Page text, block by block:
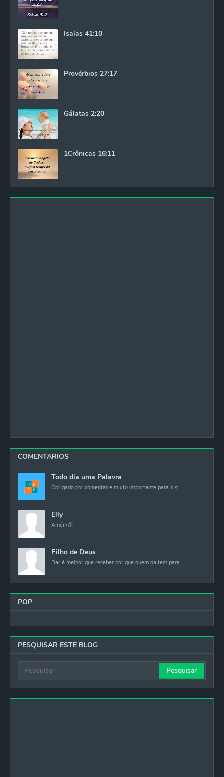
Isaías 41:10
Provérbios 27:17
Gálatas 2:20
1Crônicas 16:11
COMENTARIOS
Todo dia uma Palavra
Obrigado por comentar e muito importante para o si...
Elly
Amém👏
Filho de Deus
Dar é melhor que receber por que quem da tem para ...
POP
PESQUISAR ESTE BLOG